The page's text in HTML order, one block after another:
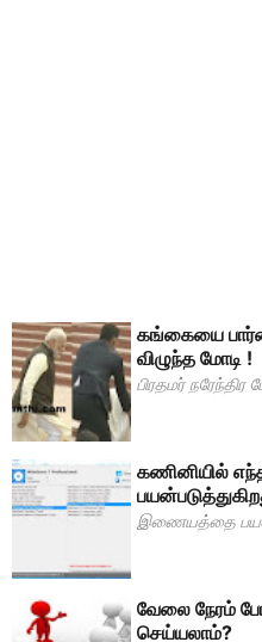
கங்கையை
விழுந்த மோடி !
பிரதமர்
கணினியில்
இணையத்தை
வேலை நேரம்
செய்யலாம்?